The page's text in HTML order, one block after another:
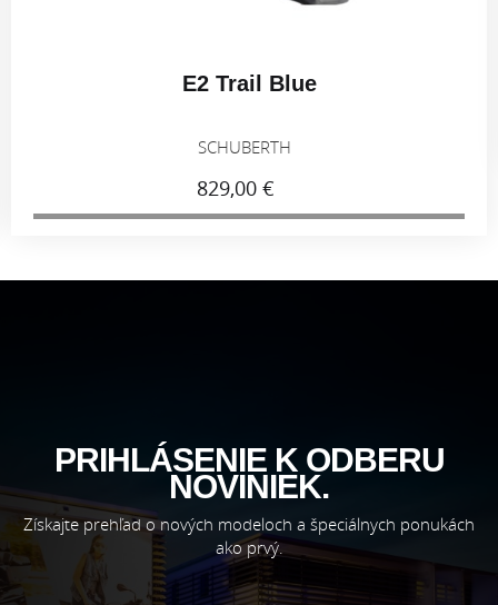
E2 Trail Blue
SCHUBERTH
829,00 €
PRIHLÁSENIE K ODBERU
NOVINIEK.
Získajte prehľad o nových modeloch a špeciálnych ponukách
ako prvý.